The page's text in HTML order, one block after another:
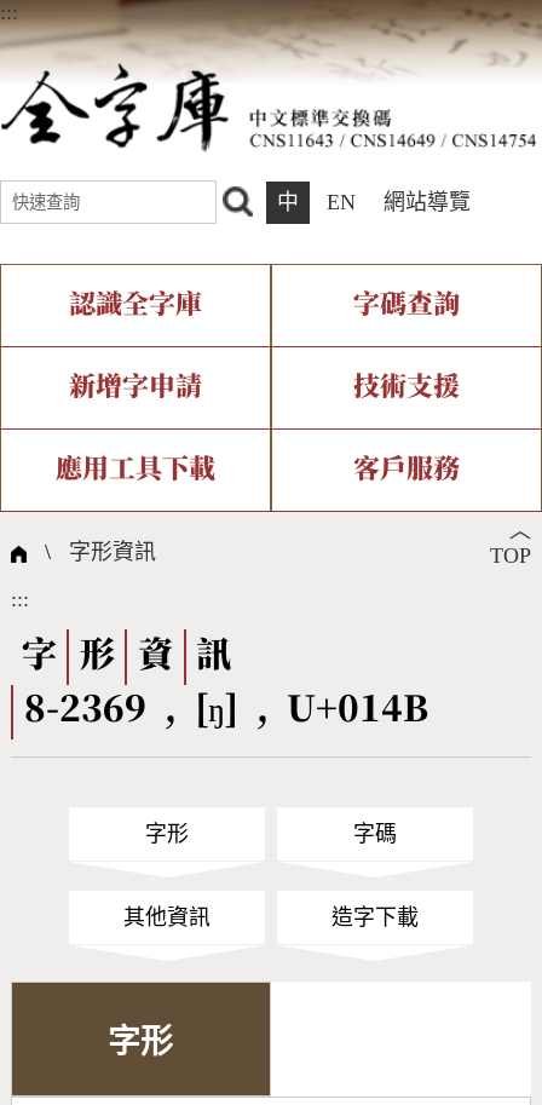
:::
中 EN 網站導覽
認識全字庫
全字庫介紹 全字庫現況
中文碼介紹 專有名詞介紹
國際字碼相關組織
字碼查詢
IDS查詢 部件查詢
複合查詢 注音查詢
筆畫查詢
筆順序查詢
CNS查詢 Unicode查詢
新增字申請
新字申請處理流程
技術支援
字形即時顯示 造字解決方案
全字庫授權 轉碼Web Service
應用工具下載
個人電腦造字處理工具
字形下載
客戶服務
問題集
熱門查詢統計
︿
TOP
\ 字形資訊
:::
字 形 資
訊
8-2369 , [ŋ] , U+014B
字形 字碼
其他資訊 造字下載
字形